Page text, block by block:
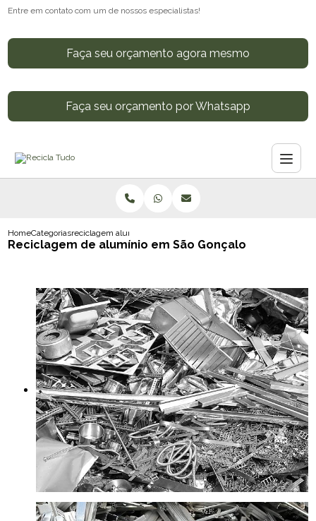
Entre em contato com um de nossos especialistas!
Faça seu orçamento agora mesmo
Faça seu orçamento por Whatsapp
HomeCategoriasreciclagem aluminio sao goncalo
Reciclagem de alumínio em São Gonçalo